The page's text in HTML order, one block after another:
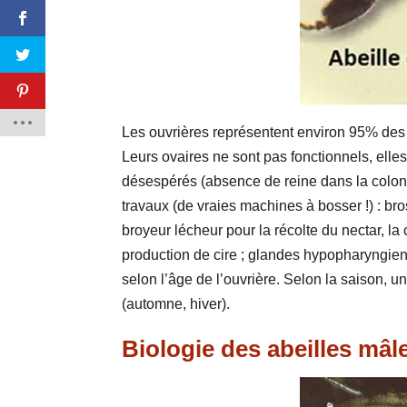
Les ouvrières représentent environ 95%
Leurs ovaires ne sont pas fonctionnels,
désespérés (absence de reine dans la
travaux (de vraies machines à bosser !) :
broyeur lécheur pour la récolte du nectar,
production de cire ; glandes
selon l’âge de l’ouvrière. Selon la saison,
(automne, hiver).
Biologie des abeilles